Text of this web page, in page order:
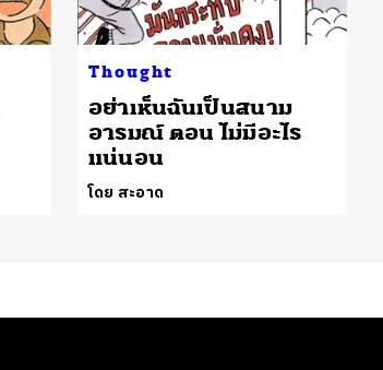
Thought
อย่าเห็นฉันเป็นสนาม
อารมณ์ ตอน ไม่มีอะไร
แน่นอน
โดย สะอาด